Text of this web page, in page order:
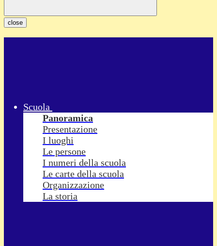
close
Scuola
Panoramica
Presentazione
I luoghi
Le persone
I numeri della scuola
Le carte della scuola
Organizzazione
La storia